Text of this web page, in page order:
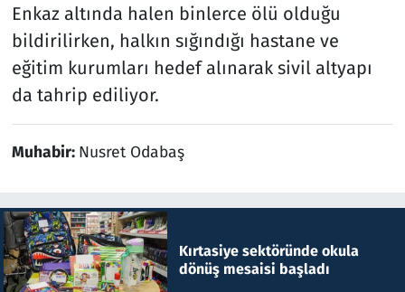
Enkaz altında halen binlerce ölü olduğu
bildirilirken, halkın sığındığı hastane ve
eğitim kurumları hedef alınarak sivil altyapı
da tahrip ediliyor.
Muhabir: Nusret Odabaş
Kırtasiye sektöründe okula
dönüş mesaisi başladı